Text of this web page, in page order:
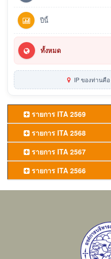
ปีนี้
ทั้งหมด
IP ของท่านคือ
รายการ ITA 2569
รายการ ITA 2568
รายการ ITA 2567
รายการ ITA 2566